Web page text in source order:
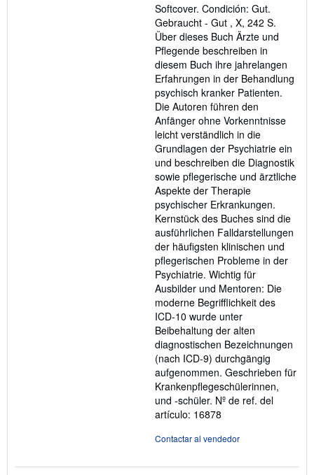
5
estrellas
Softcover. Condición: Gut.
Gebraucht - Gut , X, 242 S.
Über dieses Buch Ärzte und
Pflegende beschreiben in
diesem Buch ihre jahrelangen
Erfahrungen in der Behandlung
psychisch kranker Patienten.
Die Autoren führen den
Anfänger ohne Vorkenntnisse
leicht verständlich in die
Grundlagen der Psychiatrie ein
und beschreiben die Diagnostik
sowie pflegerische und ärztliche
Aspekte der Therapie
psychischer Erkrankungen.
Kernstück des Buches sind die
ausführlichen Falldarstellungen
der häufigsten klinischen und
pflegerischen Probleme in der
Psychiatrie. Wichtig für
Ausbilder und Mentoren: Die
moderne Begrifflichkeit des
ICD-10 wurde unter
Beibehaltung der alten
diagnostischen Bezeichnungen
(nach ICD-9) durchgängig
aufgenommen. Geschrieben für
Krankenpflegeschülerinnen,
und -schüler. Nº de ref. del
artículo: 16878
Contactar al vendedor